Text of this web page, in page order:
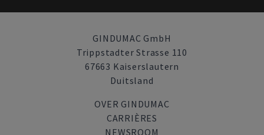
GINDUMAC GmbH
Trippstadter Strasse 110
67663 Kaiserslautern
Duitsland
OVER GINDUMAC
CARRIÈRES
NEWSROOM